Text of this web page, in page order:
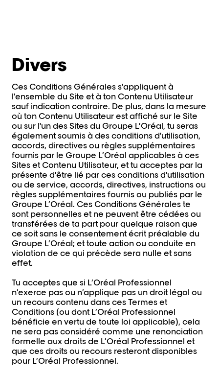
Divers
Ces Conditions Générales s'appliquent à
l'ensemble du Site et à ton Contenu Utilisateur
sauf indication contraire. De plus, dans la mesure
où ton Contenu Utilisateur est affiché sur le Site
ou sur l'un des Sites du Groupe L’Oréal, tu seras
également soumis à des conditions d'utilisation,
accords, directives ou règles supplémentaires
fournis par le Groupe L’Oréal applicables à ces
Sites et Contenu Utilisateur, et tu acceptes par la
présente d'être lié par ces conditions d'utilisation
ou de service, accords, directives, instructions ou
règles supplémentaires fournis ou publiés par le
Groupe L’Oréal. Ces Conditions Générales te
sont personnelles et ne peuvent être cédées ou
transférées de ta part pour quelque raison que
ce soit sans le consentement écrit préalable du
Groupe L’Oréal; et toute action ou conduite en
violation de ce qui précède sera nulle et sans
effet.
Tu acceptes que si L’Oréal Professionnel
n’exerce pas ou n’applique pas un droit légal ou
un recours contenu dans ces Termes et
Conditions (ou dont L’Oréal Professionnel
bénéficie en vertu de toute loi applicable), cela
ne sera pas considéré comme une renonciation
formelle aux droits de L’Oréal Professionnel et
que ces droits ou recours resteront disponibles
pour L’Oréal Professionnel.